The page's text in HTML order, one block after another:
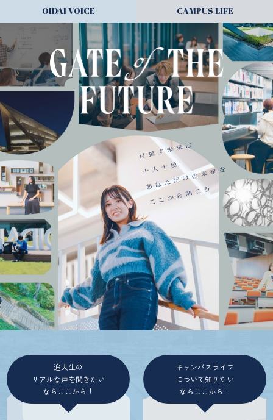
追大生の
リアルな声を聞きたい
ならここから！
キャンパスライフ
について知りたい
ならここから！
OIDAI VOICE CAMPUS LIFE